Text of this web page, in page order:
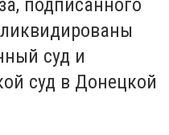
суд и
суд в Донецкой